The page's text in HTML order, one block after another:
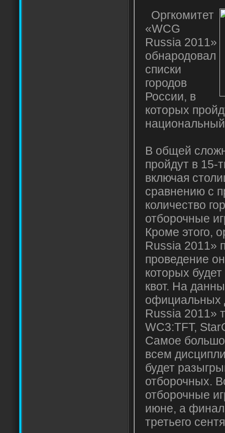
Оргкомитет
«WCG
Russia 2011»
обнародовал
списки
городов
России, в
которых
В общей
пройдут в 15-
включая
сравнению с
количество
отборочные
Кроме этого,
Russia 2011»
проведение
которых
квот. На
официальных
Russia 2011»
WC3:TFT,
Самое
всем
будет
отборочных.
отборочные
июне, а финал
третьего